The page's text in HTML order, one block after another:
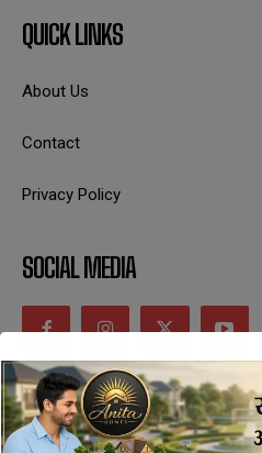
QUICK LINKS
About Us
Contact
Privacy Policy
SOCIAL MEDIA
CONTACT INFORMATION